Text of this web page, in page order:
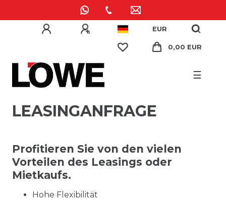
EUR
0,00 EUR
☰
LEASINGANFRAGE
Profitieren Sie von den vielen
Vorteilen des Leasings oder
Mietkaufs.
Hohe Flexibilität